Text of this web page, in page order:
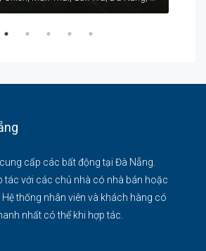
cấp các bất động tại Đà Nẵng.
tác với các chủ nhà có nhà bán hoặc
thống nhân viên và khách hàng có
nhất có thể khi hợp tác.